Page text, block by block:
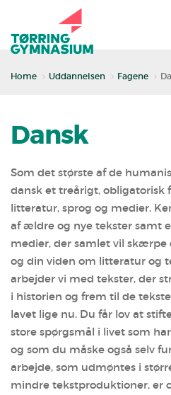
Home Uddannelsen Fagene
Dansk
Som det største af de
dansk et treårigt, obligatorisk
litteratur, sprog og medier.
af ældre og nye tekster samt
medier, der samlet vil skærpe
og din viden om litteratur­ og
arbejder vi med tekster, der
i historien og frem til de
lavet lige nu. Du får lov at
store spørgsmål i livet som
og som du måske også selv
arbejde, som udmøntes i
mindre tekstproduktioner, er